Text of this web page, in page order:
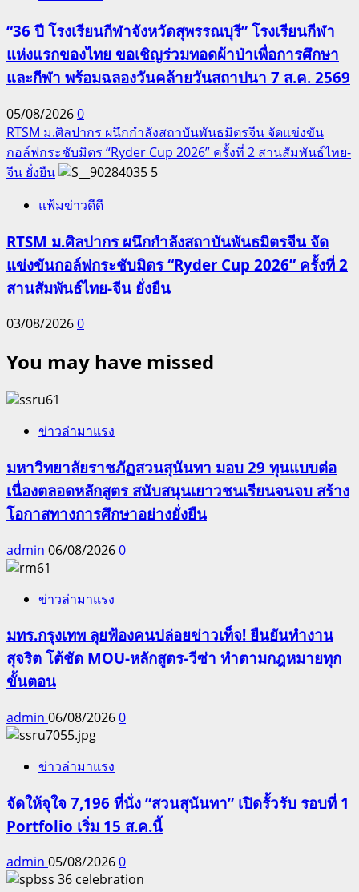
“36 ปี โรงเรียนกีฬาจังหวัดสุพรรณบุรี” โรงเรียนกีฬา
แห่งแรกของไทย ขอเชิญร่วมทอดผ้าป่าเพื่อการศึกษา
และกีฬา พร้อมฉลองวันคล้ายวันสถาปนา 7 ส.ค. 2569
05/08/20260
RTSM ม.ศิลปากร ผนึกกำลังสถาบันพันธมิตรจีน จัดแข่งขัน
กอล์ฟกระชับมิตร “Ryder Cup 2026” ครั้งที่ 2 สานสัมพันธ์ไทย-
จีน ยั่งยืน
5
แฟ้มข่าวดีดี
RTSM ม.ศิลปากร ผนึกกำลังสถาบันพันธมิตรจีน จัด
แข่งขันกอล์ฟกระชับมิตร “Ryder Cup 2026” ครั้งที่ 2
สานสัมพันธ์ไทย-จีน ยั่งยืน
03/08/20260
You may have missed
ข่าวล่ามาแรง
มหาวิทยาลัยราชภัฏสวนสุนันทา มอบ 29 ทุนแบบต่อ
เนื่องตลอดหลักสูตร สนับสนุนเยาวชนเรียนจนจบ สร้าง
โอกาสทางการศึกษาอย่างยั่งยืน
admin 06/08/20260
ข่าวล่ามาแรง
มทร.กรุงเทพ ลุยฟ้องคนปล่อยข่าวเท็จ! ยืนยันทำงาน
สุจริต โต้ชัด MOU-หลักสูตร-วีซ่า ทำตามกฎหมายทุก
ขั้นตอน
admin 06/08/20260
ข่าวล่ามาแรง
จัดให้จุใจ 7,196 ที่นั่ง “สวนสุนันทา” เปิดรั้วรับ รอบที่ 1
Portfolio เริ่ม 15 ส.ค.นี้
admin 05/08/20260